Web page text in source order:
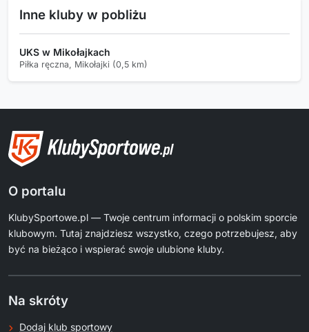
Inne kluby w pobliżu
UKS w Mikołajkach
Piłka ręczna, Mikołajki (0,5 km)
O portalu
KlubySportowe.pl — Twoje centrum informacji o polskim sporcie
klubowym. Tutaj znajdziesz wszystko, czego potrzebujesz, aby
być na bieżąco i wspierać swoje ulubione kluby.
Na skróty
Dodaj klub sportowy